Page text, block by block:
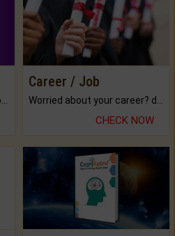
Is there any question or problem lingering.
Career / Job
Worried about your career? don't know what is.
CHECK NOW